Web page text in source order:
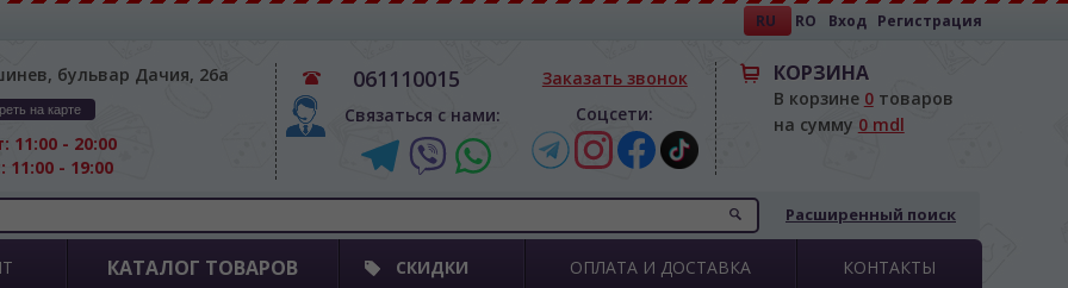
RU RO Вход Регистрация
бульвар Дачия, 26а
на карте
11:00 - 20:00
11:00 - 19:00
061110015
Связаться с нами:
Заказать звонок
Соцсети:
КОРЗИНА
В корзине 0товаров
на сумму 0 mdl
Расширенный поиск
КАТАЛОГ ТОВАРОВ СКИДКИ ОПЛАТА И ДОСТАВКА КОНТАКТЫ